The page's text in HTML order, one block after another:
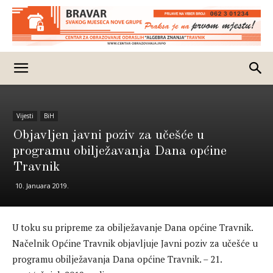
Vijesti BiH
Objavljen javni poziv za učešće u
programu obilježavanja Dana općine
Travnik
10. Januara 2019.
U toku su pripreme za obilježavanje Dana općine Travnik.
Načelnik Općine Travnik objavljuje Javni poziv za učešće u
programu obilježavanja Dana općine Travnik. – 21.